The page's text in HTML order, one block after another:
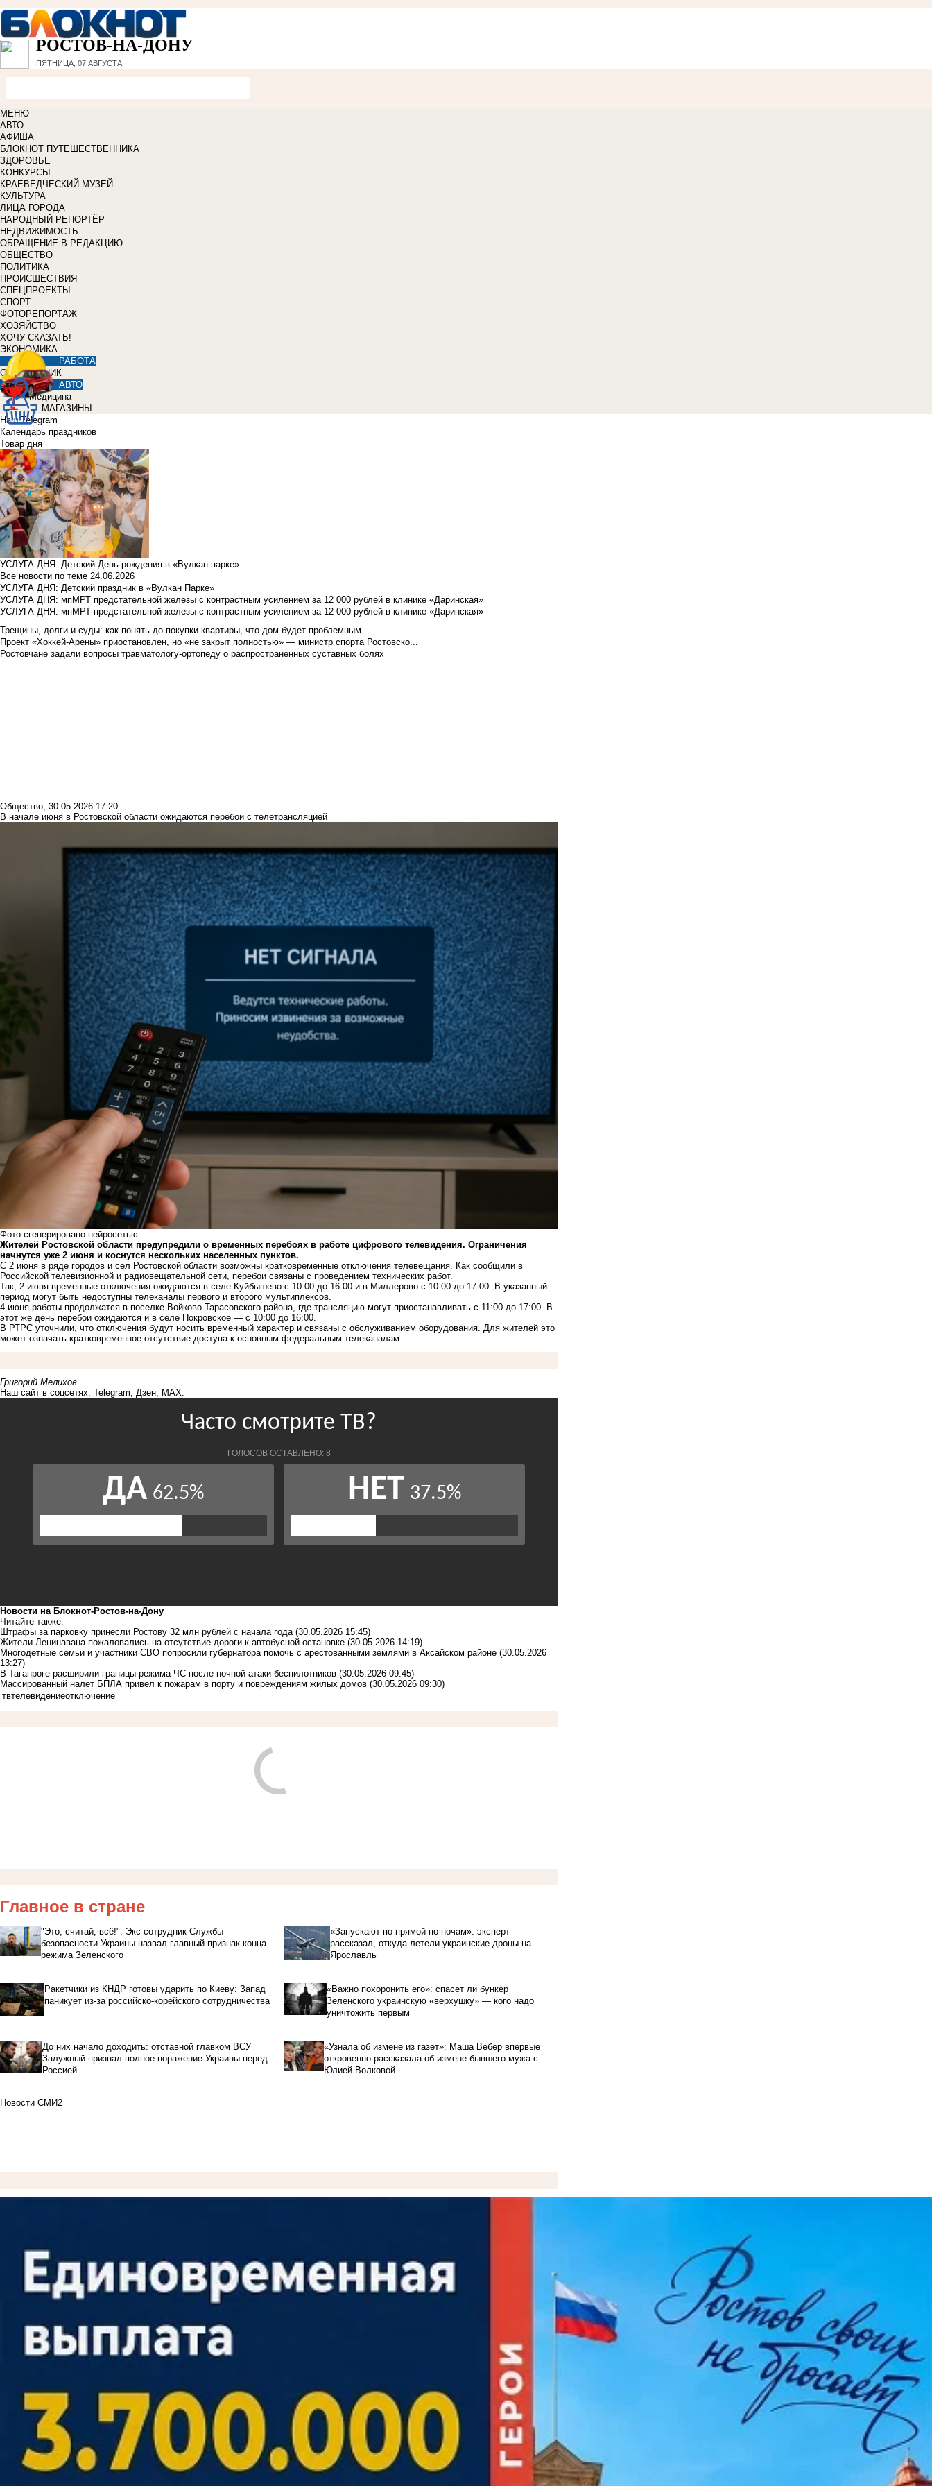
РОСТОВ-НА-ДОНУ
ПЯТНИЦА, 07 АВГУСТА
МЕНЮ
АВТО
АФИША
БЛОКНОТ ПУТЕШЕСТВЕННИКА
ЗДОРОВЬЕ
КОНКУРСЫ
КРАЕВЕДЧЕСКИЙ МУЗЕЙ
КУЛЬТУРА
ЛИЦА ГОРОДА
НАРОДНЫЙ РЕПОРТЁР
НЕДВИЖИМОСТЬ
ОБРАЩЕНИЕ В РЕДАКЦИЮ
ОБЩЕСТВО
ПОЛИТИКА
ПРОИСШЕСТВИЯ
СПЕЦПРОЕКТЫ
СПОРТ
ФОТОРЕПОРТАЖ
ХОЗЯЙСТВО
ХОЧУ СКАЗАТЬ!
ЭКОНОМИКА
РАБОТА
СПРАВОЧНИК
АВТО
Медицина
МАГАЗИНЫ
Наш Telegram
Календарь праздников
Товар дня
УСЛУГА ДНЯ: Детский День рождения в «Вулкан парке»
Все новости по теме 24.06.2026
УСЛУГА ДНЯ: Детский праздник в «Вулкан Парке»
УСЛУГА ДНЯ: мпМРТ предстательной железы с контрастным усилением за 12 000 рублей в клинике «Даринская»
УСЛУГА ДНЯ: мпМРТ предстательной железы с контрастным усилением за 12 000 рублей в клинике «Даринская»
Трещины, долги и суды: как понять до покупки квартиры, что дом будет проблемным
Проект «Хоккей-Арены» приостановлен, но «не закрыт полностью» — министр спорта Ростовско...
Ростовчане задали вопросы травматологу-ортопеду о распространенных суставных болях
Общество, 30.05.2026 17:20
В начале июня в Ростовской области ожидаются перебои с телетрансляцией
Фото сгенерировано нейросетью
Жителей Ростовской области предупредили о временных перебоях в работе цифрового телевидения. Ограничения
начнутся уже 2 июня и коснутся нескольких населенных пунктов.
С 2 июня в ряде городов и сел Ростовской области возможны кратковременные отключения телевещания. Как сообщили в
Российской телевизионной и радиовещательной сети, перебои связаны с проведением технических работ.
Так, 2 июня временные отключения ожидаются в селе Куйбышево с 10:00 до 16:00 и в Миллерово с 10:00 до 17:00. В указанный
период могут быть недоступны телеканалы первого и второго мультиплексов.
4 июня работы продолжатся в поселке Войково Тарасовского района, где трансляцию могут приостанавливать с 11:00 до 17:00. В
этот же день перебои ожидаются и в селе Покровское — с 10:00 до 16:00.
В РТРС уточнили, что отключения будут носить временный характер и связаны с обслуживанием оборудования. Для жителей это
может означать кратковременное отсутствие доступа к основным федеральным телеканалам.
Григорий Мелихов
Наш сайт в соцсетях: Telegram Дзен MAX
Новости на Блoкнoт-Ростов-на-Дону
Читайте также:
Штрафы за парковку принесли Ростову 32 млн рублей с начала года (30.05.2026 15:45)
Жители Ленинавана пожаловались на отсутствие дороги к автобусной остановке (30.05.2026 14:19)
Многодетные семьи и участники СВО попросили губернатора помочь с арестованными землями в Аксайском районе (30.05.2026
13:27)
В Таганроге расширили границы режима ЧС после ночной атаки беспилотников (30.05.2026 09:45)
Массированный налет БПЛА привел к пожарам в порту и повреждениям жилых домов (30.05.2026 09:30)
твтелевидениеотключение
Главное в стране
"Это, считай, всё!": Экс-сотрудник Службы
безопасности Украины назвал главный признак конца
режима Зеленского
«Запускают по прямой по ночам»: эксперт
рассказал, откуда летели украинские дроны на
Ярославль
Ракетчики из КНДР готовы ударить по Киеву: Запад
паникует из-за российско-корейского сотрудничества
«Важно похоронить его»: спасет ли бункер
Зеленского украинскую «верхушку» — кого надо
уничтожить первым
До них начало доходить: отставной главком ВСУ
Залужный признал полное поражение Украины перед
Россией
«Узнала об измене из газет»: Маша Вебер впервые
откровенно рассказала об измене бывшего мужа с
Юлией Волковой
Новости СМИ2